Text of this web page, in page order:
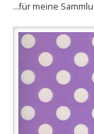
…für meine